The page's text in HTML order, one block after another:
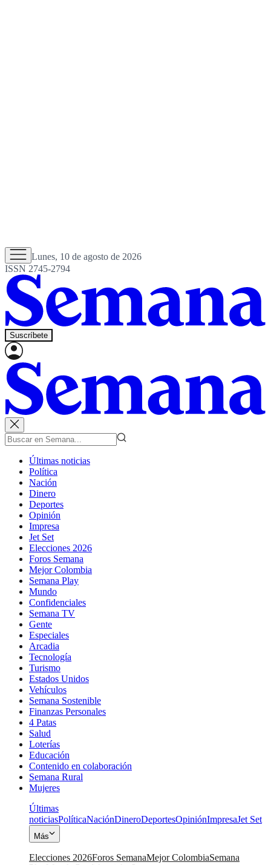
Lunes, 10 de agosto de 2026
ISSN 2745-2794
Suscríbete
Últimas noticias
Política
Nación
Dinero
Deportes
Opinión
Impresa
Jet Set
Elecciones 2026
Foros Semana
Mejor Colombia
Semana Play
Mundo
Confidenciales
Semana TV
Gente
Especiales
Arcadia
Tecnología
Turismo
Estados Unidos
Vehículos
Semana Sostenible
Finanzas Personales
4 Patas
Salud
Loterías
Educación
Contenido en colaboración
Semana Rural
Mujeres
Últimas
noticiasPolíticaNaciónDineroDeportesOpiniónImpresaJet Set
Más
Elecciones 2026Foros SemanaMejor ColombiaSemana